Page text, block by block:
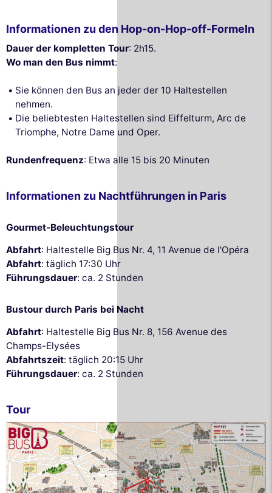
Informationen zu den Hop-on-Hop-off-Formeln
Dauer der kompletten Tour: 2h15.
Wo man den Bus nimmt:
Sie können den Bus an jeder der 10 Haltestellen
nehmen.
Die beliebtesten Haltestellen sind Eiffelturm, Arc de
Triomphe, Notre Dame und Oper.
Rundenfrequenz: Etwa alle 15 bis 20 Minuten
Informationen zu Nachtführungen in Paris
Gourmet-Beleuchtungstour
Abfahrt: Haltestelle Big Bus Nr. 4, 11 Avenue de l'Opéra
Abfahrt: täglich 17:30 Uhr
Führungsdauer: ca. 2 Stunden
Bustour durch Paris bei Nacht
Abfahrt: Haltestelle Big Bus Nr. 8, 156 Avenue des
Champs-Elysées
Abfahrtszeit: täglich 20:15 Uhr
Führungsdauer: ca. 2 Stunden
Tour